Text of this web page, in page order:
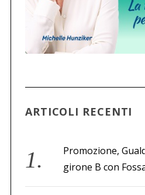
ARTICOLI RECENTI
Promozione,
girone B con